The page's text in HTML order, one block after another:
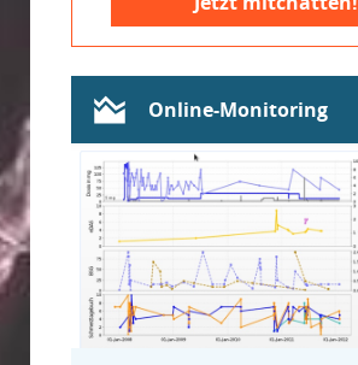
Online-Monitoring